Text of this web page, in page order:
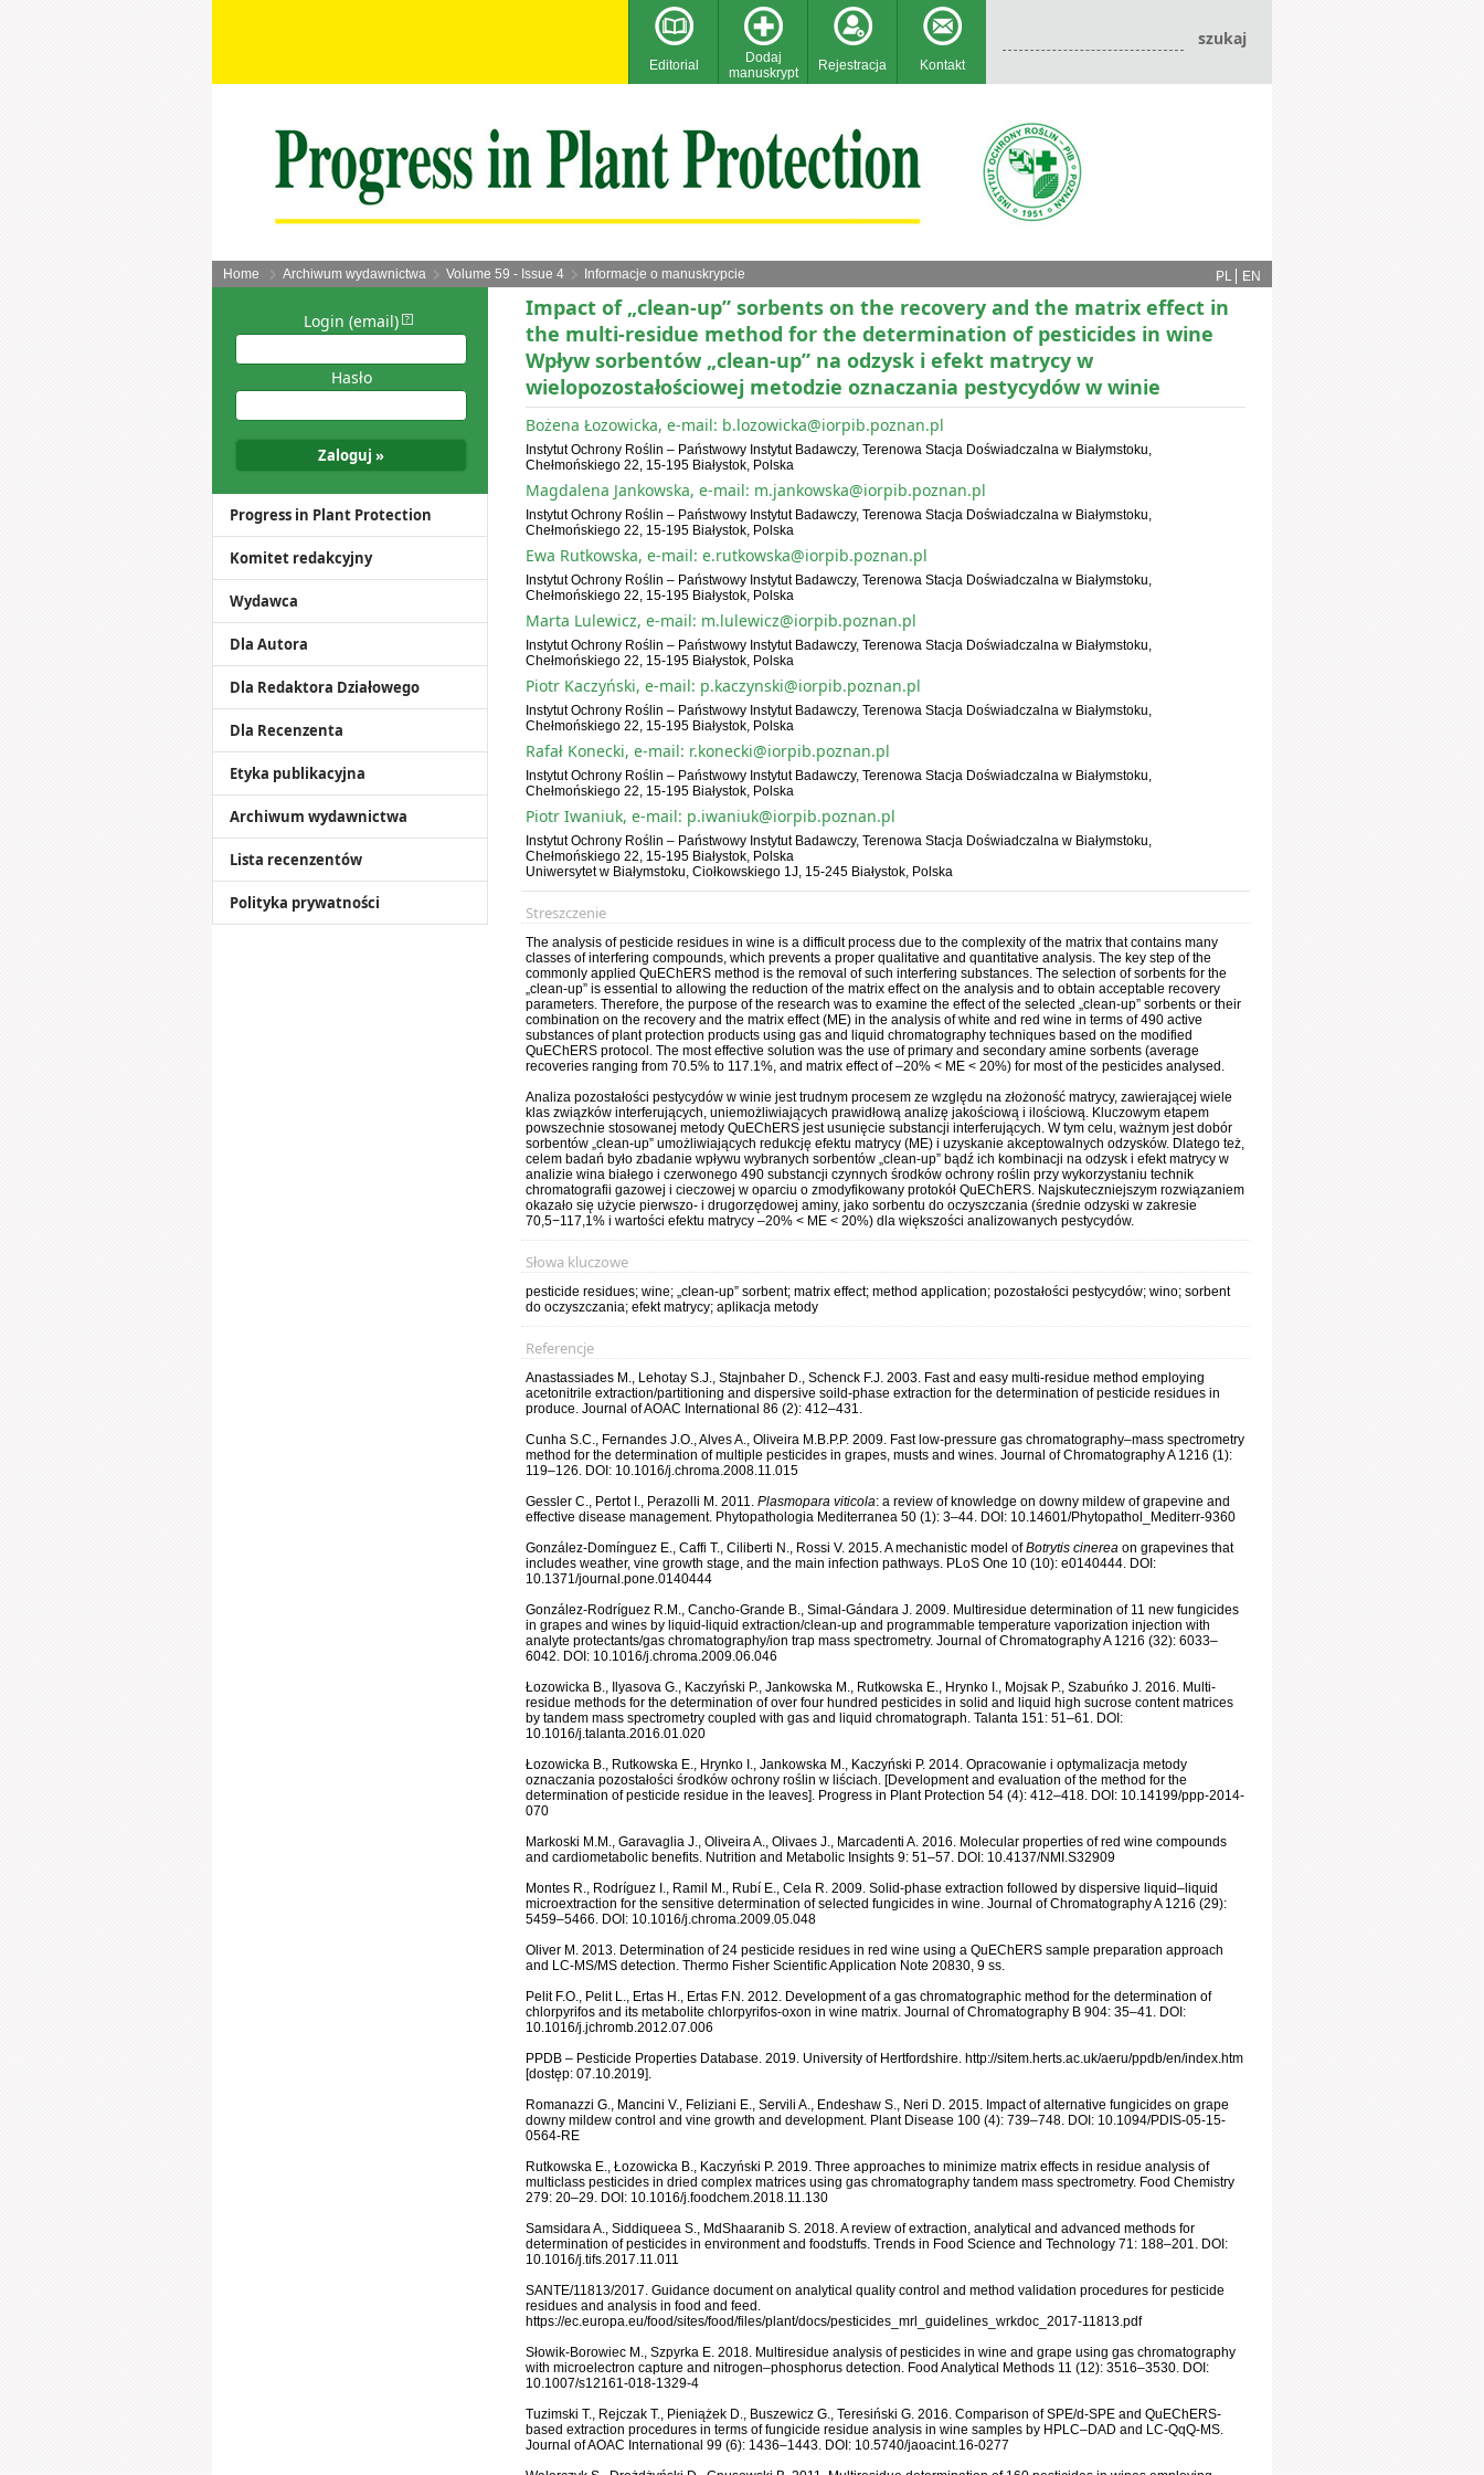
Editorial
Dodaj
manuskrypt
Rejestracja Kontakt
Home Archiwum wydawnictwa Volume 59 - Issue 4 Informacje o manuskrypcie PL EN
Login (email)
Hasło
Progress in Plant Protection
Komitet redakcyjny
Wydawca
Dla Autora
Dla Redaktora Działowego
Dla Recenzenta
Etyka publikacyjna
Archiwum wydawnictwa
Lista recenzentów
Polityka prywatności
Impact of „clean-up” sorbents on the recovery and the matrix effect in
the multi-residue method for the determination of pesticides in wine
Wpływ sorbentów „clean-up” na odzysk i efekt matrycy w
wielopozostałościowej metodzie oznaczania pestycydów w winie
Bożena Łozowicka, e-mail: b.lozowicka@iorpib.poznan.pl
Instytut Ochrony Roślin – Państwowy Instytut Badawczy, Terenowa Stacja Doświadczalna w Białymstoku,
Chełmońskiego 22, 15-195 Białystok, Polska
Magdalena Jankowska, e-mail: m.jankowska@iorpib.poznan.pl
Instytut Ochrony Roślin – Państwowy Instytut Badawczy, Terenowa Stacja Doświadczalna w Białymstoku,
Chełmońskiego 22, 15-195 Białystok, Polska
Ewa Rutkowska, e-mail: e.rutkowska@iorpib.poznan.pl
Instytut Ochrony Roślin – Państwowy Instytut Badawczy, Terenowa Stacja Doświadczalna w Białymstoku,
Chełmońskiego 22, 15-195 Białystok, Polska
Marta Lulewicz, e-mail: m.lulewicz@iorpib.poznan.pl
Instytut Ochrony Roślin – Państwowy Instytut Badawczy, Terenowa Stacja Doświadczalna w Białymstoku,
Chełmońskiego 22, 15-195 Białystok, Polska
Piotr Kaczyński, e-mail: p.kaczynski@iorpib.poznan.pl
Instytut Ochrony Roślin – Państwowy Instytut Badawczy, Terenowa Stacja Doświadczalna w Białymstoku,
Chełmońskiego 22, 15-195 Białystok, Polska
Rafał Konecki, e-mail: r.konecki@iorpib.poznan.pl
Instytut Ochrony Roślin – Państwowy Instytut Badawczy, Terenowa Stacja Doświadczalna w Białymstoku,
Chełmońskiego 22, 15-195 Białystok, Polska
Piotr Iwaniuk, e-mail: p.iwaniuk@iorpib.poznan.pl
Instytut Ochrony Roślin – Państwowy Instytut Badawczy, Terenowa Stacja Doświadczalna w Białymstoku,
Chełmońskiego 22, 15-195 Białystok, Polska
Uniwersytet w Białymstoku, Ciołkowskiego 1J, 15-245 Białystok, Polska
Streszczenie
The analysis of pesticide residues in wine is a difficult process due to the complexity of the matrix that contains many
classes of interfering compounds, which prevents a proper qualitative and quantitative analysis. The key step of the
commonly applied QuEChERS method is the removal of such interfering substances. The selection of sorbents for the
„clean-up” is essential to allowing the reduction of the matrix effect on the analysis and to obtain acceptable recovery
parameters. Therefore, the purpose of the research was to examine the effect of the selected „clean-up” sorbents or their
combination on the recovery and the matrix effect (ME) in the analysis of white and red wine in terms of 490 active
substances of plant protection products using gas and liquid chromatography techniques based on the modified
QuEChERS protocol. The most effective solution was the use of primary and secondary amine sorbents (average
recoveries ranging from 70.5% to 117.1%, and matrix effect of –20% < ME < 20%) for most of the pesticides analysed.
Analiza pozostałości pestycydów w winie jest trudnym procesem ze względu na złożoność matrycy, zawierającej wiele
klas związków interferujących, uniemożliwiających prawidłową analizę jakościową i ilościową. Kluczowym etapem
powszechnie stosowanej metody QuEChERS jest usunięcie substancji interferujących. W tym celu, ważnym jest dobór
sorbentów „clean-up” umożliwiających redukcję efektu matrycy (ME) i uzyskanie akceptowalnych odzysków. Dlatego też,
celem badań było zbadanie wpływu wybranych sorbentów „clean-up” bądź ich kombinacji na odzysk i efekt matrycy w
analizie wina białego i czerwonego 490 substancji czynnych środków ochrony roślin przy wykorzystaniu technik
chromatografii gazowej i cieczowej w oparciu o zmodyfikowany protokół QuEChERS. Najskuteczniejszym rozwiązaniem
okazało się użycie pierwszo- i drugorzędowej aminy, jako sorbentu do oczyszczania (średnie odzyski w zakresie
70,5−117,1% i wartości efektu matrycy –20% < ME < 20%) dla większości analizowanych pestycydów.
Słowa kluczowe
pesticide residues; wine; „clean-up” sorbent; matrix effect; method application; pozostałości pestycydów; wino; sorbent
do oczyszczania; efekt matrycy; aplikacja metody
Referencje
Anastassiades M., Lehotay S.J., Stajnbaher D., Schenck F.J. 2003. Fast and easy multi-residue method employing
acetonitrile extraction/partitioning and dispersive soild-phase extraction for the determination of pesticide residues in
produce. Journal of AOAC International 86 (2): 412–431.
Cunha S.C., Fernandes J.O., Alves A., Oliveira M.B.P.P. 2009. Fast low-pressure gas chromatography–mass spectrometry
method for the determination of multiple pesticides in grapes, musts and wines. Journal of Chromatography A 1216 (1):
119–126. DOI: 10.1016/j.chroma.2008.11.015
Gessler C., Pertot I., Perazolli M. 2011. Plasmopara viticola: a review of knowledge on downy mildew of grapevine and
effective disease management. Phytopathologia Mediterranea 50 (1): 3–44. DOI: 10.14601/Phytopathol_Mediterr-9360
González-Domínguez E., Caffi T., Ciliberti N., Rossi V. 2015. A mechanistic model ofBotrytis cinerea on grapevines that
includes weather, vine growth stage, and the main infection pathways. PLoS One 10 (10): e0140444. DOI:
10.1371/journal.pone.0140444
González-Rodríguez R.M., Cancho-Grande B., Simal-Gándara J. 2009. Multiresidue determination of 11 new fungicides
in grapes and wines by liquid-liquid extraction/clean-up and programmable temperature vaporization injection with
analyte protectants/gas chromatography/ion trap mass spectrometry. Journal of Chromatography A 1216 (32): 6033–
6042. DOI: 10.1016/j.chroma.2009.06.046
Łozowicka B., Ilyasova G., Kaczyński P., Jankowska M., Rutkowska E., Hrynko I., Mojsak P., Szabuńko J. 2016. Multi-
residue methods for the determination of over four hundred pesticides in solid and liquid high sucrose content matrices
by tandem mass spectrometry coupled with gas and liquid chromatograph. Talanta 151: 51–61. DOI:
10.1016/j.talanta.2016.01.020
Łozowicka B., Rutkowska E., Hrynko I., Jankowska M., Kaczyński P. 2014. Opracowanie i optymalizacja metody
oznaczania pozostałości środków ochrony roślin w liściach. [Development and evaluation of the method for the
determination of pesticide residue in the leaves]. Progress in Plant Protection 54 (4): 412–418. DOI: 10.14199/ppp-2014-
070
Markoski M.M., Garavaglia J., Oliveira A., Olivaes J., Marcadenti A. 2016. Molecular properties of red wine compounds
and cardiometabolic benefits. Nutrition and Metabolic Insights 9: 51–57. DOI: 10.4137/NMI.S32909
Montes R., Rodríguez I., Ramil M., Rubí E., Cela R. 2009. Solid-phase extraction followed by dispersive liquid–liquid
microextraction for the sensitive determination of selected fungicides in wine. Journal of Chromatography A 1216 (29):
5459–5466. DOI: 10.1016/j.chroma.2009.05.048
Oliver M. 2013. Determination of 24 pesticide residues in red wine using a QuEChERS sample preparation approach
and LC-MS/MS detection. Thermo Fisher Scientific Application Note 20830, 9 ss.
Pelit F.O., Pelit L., Ertas H., Ertas F.N. 2012. Development of a gas chromatographic method for the determination of
chlorpyrifos and its metabolite chlorpyrifos-oxon in wine matrix. Journal of Chromatography B 904: 35–41. DOI:
10.1016/j.jchromb.2012.07.006
PPDB – Pesticide Properties Database. 2019. University of Hertfordshire. http://sitem.herts.ac.uk/aeru/ppdb/en/index.htm
[dostęp: 07.10.2019].
Romanazzi G., Mancini V., Feliziani E., Servili A., Endeshaw S., Neri D. 2015. Impact of alternative fungicides on grape
downy mildew control and vine growth and development. Plant Disease 100 (4): 739–748. DOI: 10.1094/PDIS-05-15-
0564-RE
Rutkowska E., Łozowicka B., Kaczyński P. 2019. Three approaches to minimize matrix effects in residue analysis of
multiclass pesticides in dried complex matrices using gas chromatography tandem mass spectrometry. Food Chemistry
279: 20–29. DOI: 10.1016/j.foodchem.2018.11.130
Samsidara A., Siddiqueea S., MdShaaranib S. 2018. A review of extraction, analytical and advanced methods for
determination of pesticides in environment and foodstuffs. Trends in Food Science and Technology 71: 188–201. DOI:
10.1016/j.tifs.2017.11.011
SANTE/11813/2017. Guidance document on analytical quality control and method validation procedures for pesticide
residues and analysis in food and feed.
https://ec.europa.eu/food/sites/food/files/plant/docs/pesticides_mrl_guidelines_wrkdoc_2017-11813.pdf
Słowik-Borowiec M., Szpyrka E. 2018. Multiresidue analysis of pesticides in wine and grape using gas chromatography
with microelectron capture and nitrogen–phosphorus detection. Food Analytical Methods 11 (12): 3516–3530. DOI:
10.1007/s12161-018-1329-4
Tuzimski T., Rejczak T., Pieniążek D., Buszewicz G., Teresiński G. 2016. Comparison of SPE/d-SPE and QuEChERS-
based extraction procedures in terms of fungicide residue analysis in wine samples by HPLC–DAD and LC-QqQ-MS.
Journal of AOAC International 99 (6): 1436–1443. DOI: 10.5740/jaoacint.16-0277